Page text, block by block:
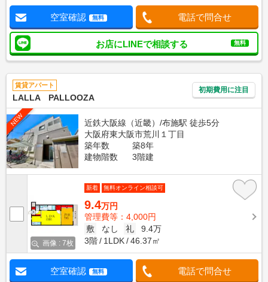
空室確認 無料 電話で問合せ
お店にLINEで相談する 無料
賃貸アパート
LALLA PALLOOZA
初期費用に注目
NEW
近鉄大阪線（近畿）/布施駅 徒歩5分
大阪府東大阪市荒川１丁目
築年数
築8年
建物階数
3階建
画像 : 7枚
新着 無料オンライン相談可
9.4万円
管理費等：4,000円
敷
なし 礼
9.4万
3階
1LDK 46.37㎡
空室確認 無料 電話で問合せ